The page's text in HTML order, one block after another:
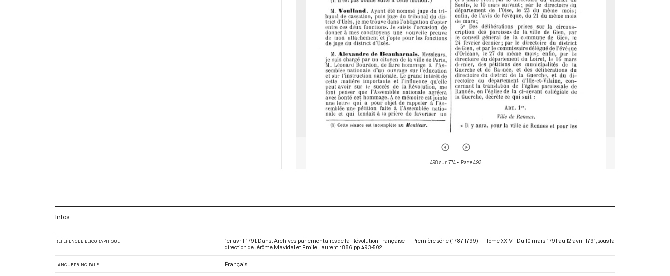
498 sur 774• Page 493
Infos
RÉFÉRENCE BIBLIOGRAPHIQUE 1er avril 1791. Dans : Archives parlementaires de la Révolution Française — Première série (1787-1799) — Tome XXIV - Du 10 mars 1791 au 12 avril 1791 , sous la
direction de Jérôme Mavidal et Emile Laurent. 1886. pp. 493-502.
LANGUE PRINCIPALE Français